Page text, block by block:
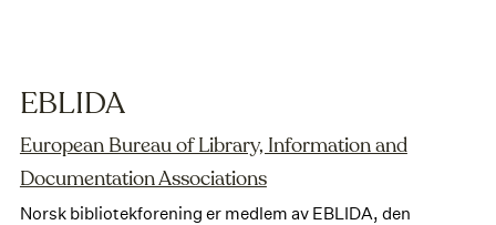
EBLIDA
European Bureau of Library, Information and
Documentation Associations
Norsk bibliotekforening er medlem av EBLIDA, den